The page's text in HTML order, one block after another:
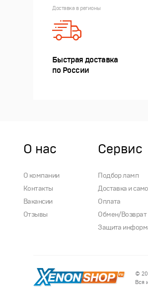
Доставка в регионы
Быстрая доставка
по России
О нас
О компании
Контакты
Вакансии
Отзывы
Сервис
Подбор ламп
Доставка и
Оплата
Обмен/Возврат
Защита
©
Вся